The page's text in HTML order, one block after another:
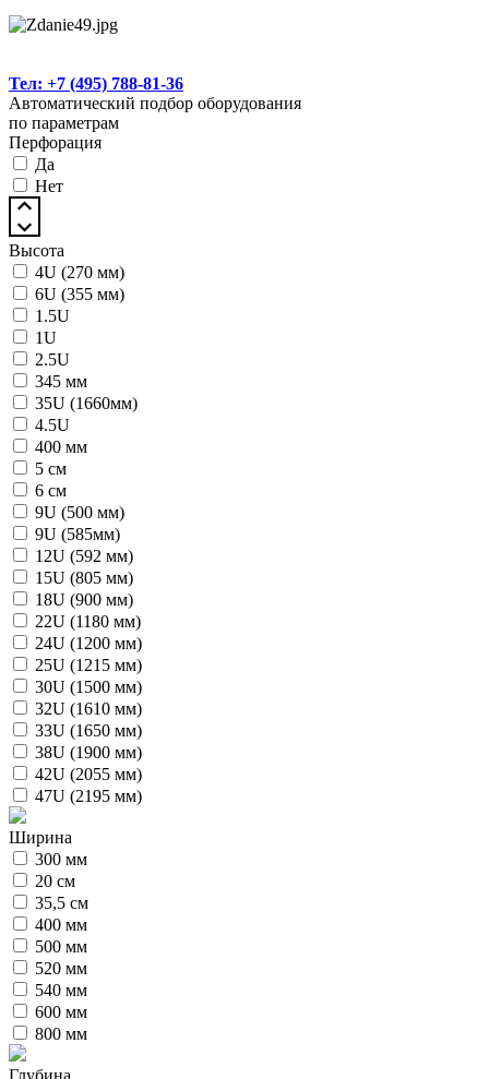
Тел: +7 (495) 788-81-36
Автоматический подбор оборудования
по параметрам
Перфорация
Да
Нет
Высота
4U (270 мм)
6U (355 мм)
1.5U
1U
2.5U
345 мм
35U (1660мм)
4.5U
400 мм
5 см
6 см
9U (500 мм)
9U (585мм)
12U (592 мм)
15U (805 мм)
18U (900 мм)
22U (1180 мм)
24U (1200 мм)
25U (1215 мм)
30U (1500 мм)
32U (1610 мм)
33U (1650 мм)
38U (1900 мм)
42U (2055 мм)
47U (2195 мм)
Ширина
300 мм
20 см
35,5 см
400 мм
500 мм
520 мм
540 мм
600 мм
800 мм
Глубина